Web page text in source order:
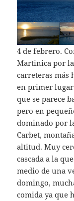
4 de febrero.
Martinica por la
carreteras más
en primer
que se parece
pero en
dominado por
Carbet,
altitud. Muy
cascada a la
medio de una
domingo,
comida ya que